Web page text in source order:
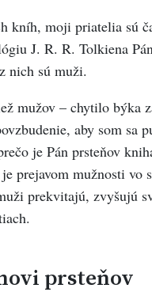
kníh, moji priatelia sú
J. R. R. Tolkiena
nich sú muži.
mužov – chytilo býka
aby som sa
je Pán prsteňov
prejavom mužnosti vo
prekvitajú, zvyšujú
prsteňov